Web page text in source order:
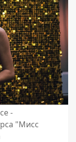
-
"Мисс